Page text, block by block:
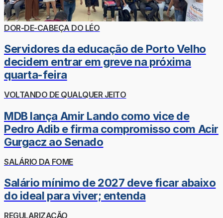
DOR-DE-CABEÇA DO LÉO
Servidores da educação de Porto Velho
decidem entrar em greve na próxima
quarta-feira
VOLTANDO DE QUALQUER JEITO
MDB lança Amir Lando como vice de
Pedro Adib e firma compromisso com Acir
Gurgacz ao Senado
SALÁRIO DA FOME
Salário mínimo de 2027 deve ficar abaixo
do ideal para viver; entenda
REGULARIZAÇÃO